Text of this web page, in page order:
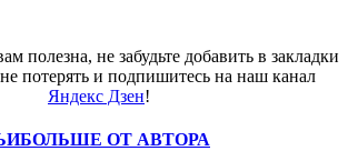
полезна, не забудьте добавить в закладки
потерять и подпишитесь на наш канал
Яндекс Дзен!
БОЛЬШЕ ОТ АВТОРА